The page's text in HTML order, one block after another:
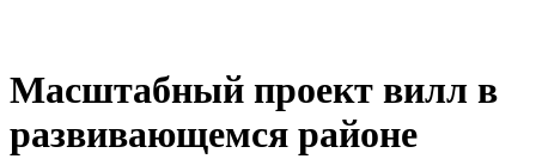
Масштабный проект вилл в
развивающемся районе